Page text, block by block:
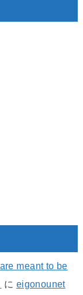
meant to be
に eigonounet